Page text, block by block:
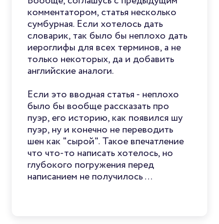
комментатором, статья несколько
сумбурная. Если хотелось дать
словарик, так было бы неплохо дать
иероглифы для всех терминов, а не
только некоторых, да и добавить
английские аналоги.
Если это вводная статья - неплохо
было бы вообще рассказать про
пуэр, его историю, как появился шу
пуэр, ну и конечно не переводить
шен как "сырой". Такое впечатление
что что-то написать хотелось, но
глубокого погружения перед
написанием не получилось ...